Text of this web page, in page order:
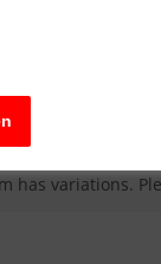
shipping
Immediately
has variations.